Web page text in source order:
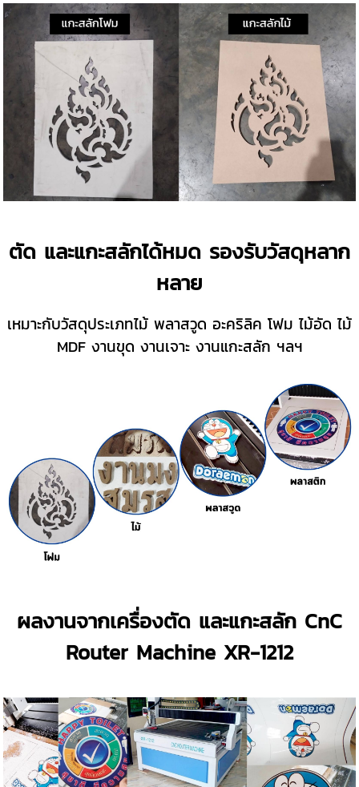
ตัด และแกะสลักได้หมด รองรับวัสดุหลาก
หลาย
เหมาะกับวัสดุประเภทไม้ พลาสวูด อะคริลิค โฟม ไม้อัด ไม้
MDF งานขุด งานเจาะ งานแกะสลัก ฯลฯ
ผลงานจากเครื่องตัด และแกะสลัก CnC
Router Machine XR-1212